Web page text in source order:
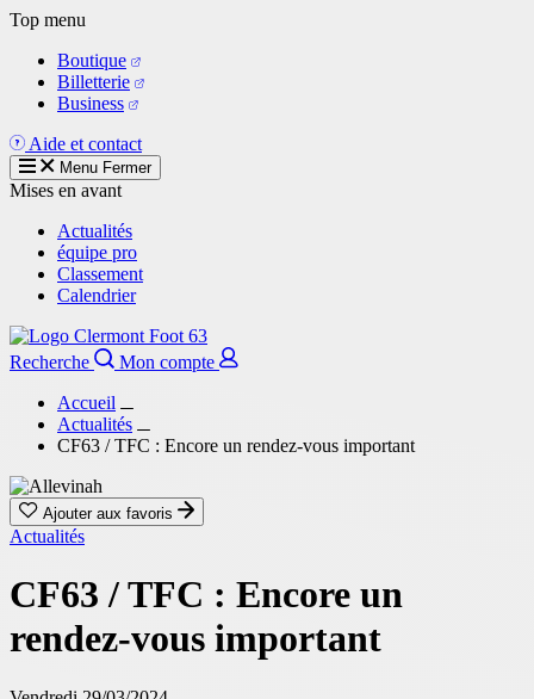
Aller
contenu
principal
Top menu
Boutique
Billetterie
Business
Aide et contact
Menu Fermer
Mises en avant
Actualités
équipe pro
Classement
Calendrier
Recherche
Mon compte
Accueil
Actualités
CF63 / TFC : Encore un rendez-vous important
Ajouter aux favoris
Actualités
CF63 / TFC : Encore un
rendez-vous important